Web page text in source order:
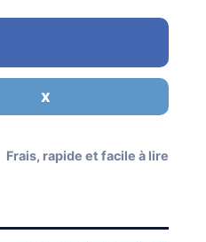
X
Frais, rapide et facile à lire